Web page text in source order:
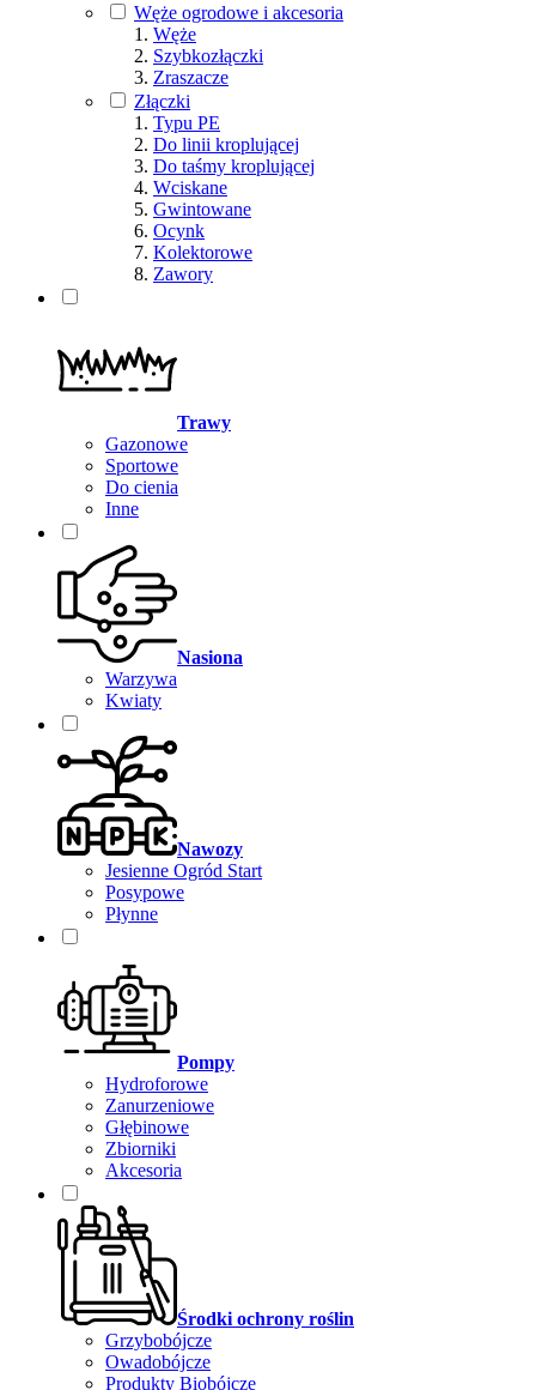
Węże ogrodowe i akcesoria
Węże
Szybkozłączki
Zraszacze
Złączki
Typu PE
Do linii kroplującej
Do taśmy kroplującej
Wciskane
Gwintowane
Ocynk
Kolektorowe
Zawory
Trawy
Gazonowe
Sportowe
Do cienia
Inne
Nasiona
Warzywa
Kwiaty
Nawozy
Jesienne Ogród Start
Posypowe
Płynne
Pompy
Hydroforowe
Zanurzeniowe
Głębinowe
Zbiorniki
Akcesoria
Środki ochrony roślin
Grzybobójcze
Owadobójcze
Produkty Biobójcze